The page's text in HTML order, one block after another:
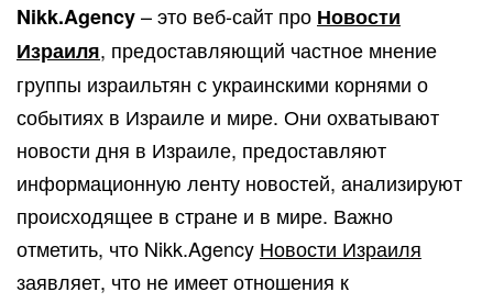
Nikk.Agency– это веб-сайт про Новости
Израиля, предоставляющий частное мнение
группы израильтян с украинскими корнями о
событиях в Израиле и мире. Они охватывают
новости дня в Израиле, предоставляют
информационную ленту новостей, анализируют
происходящее в стране и в мире. Важно
отметить, что Nikk.Agency Новости Израиля
заявляет, что не имеет отношения к